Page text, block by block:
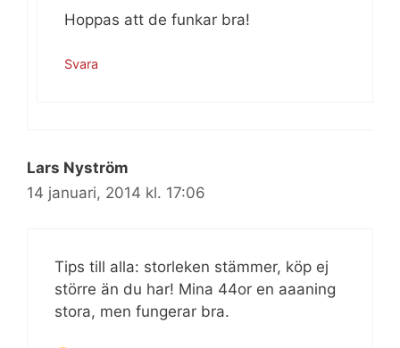
Hoppas att de funkar bra!
Svara
Lars Nyström
14 januari, 2014 kl. 17:06
Tips till alla: storleken stämmer, köp ej
större än du har! Mina 44or en aaaning
stora, men fungerar bra.